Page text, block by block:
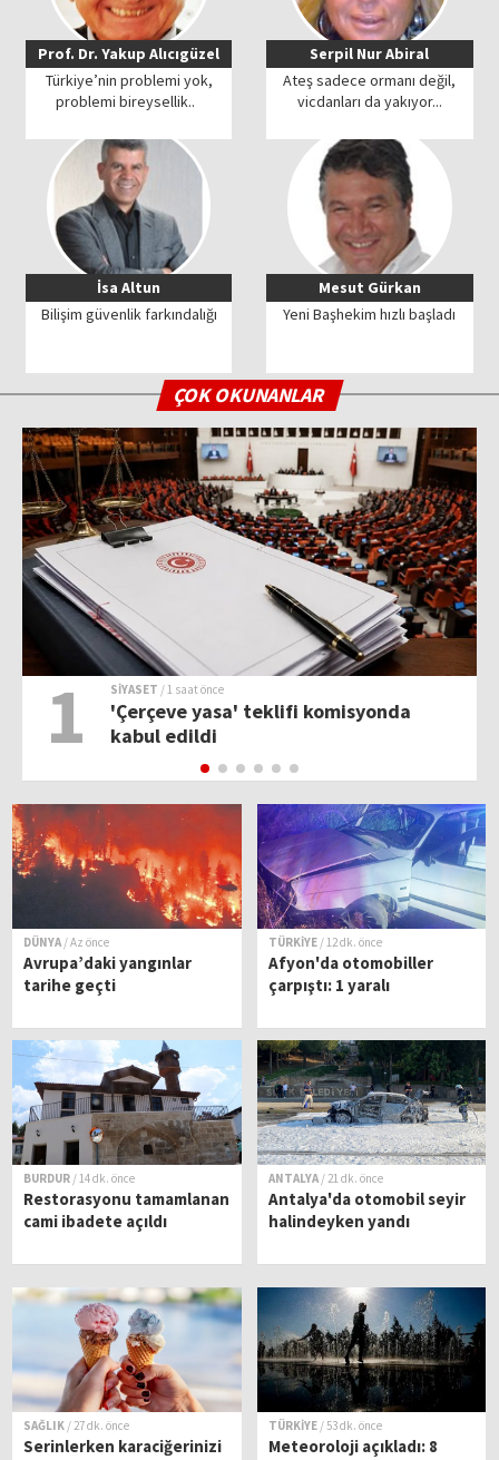
Prof. Dr. Yakup Alıcıgüzel
Türkiye’nin problemi yok,
problemi bireysellik..
Serpil Nur Abiral
Ateş sadece ormanı değil,
vicdanları da yakıyor...
İsa Altun
Bilişim güvenlik farkındalığı
Mesut Gürkan
Yeni Başhekim hızlı başladı
ÇOK OKUNANLAR
1 SİYASET / 1 saat önce
'Çerçeve yasa' teklifi komisyonda
kabul edildi
DÜNYA / Az önce
Avrupa’daki yangınlar
tarihe geçti
TÜRKİYE / 12 dk. önce
Afyon'da otomobiller
çarpıştı: 1 yaralı
BURDUR / 14 dk. önce
Restorasyonu tamamlanan
cami ibadete açıldı
ANTALYA / 21 dk. önce
Antalya'da otomobil seyir
halindeyken yandı
SAĞLIK / 27 dk. önce
Serinlerken karaciğerinizi
TÜRKİYE / 53 dk. önce
Meteoroloji açıkladı: 8